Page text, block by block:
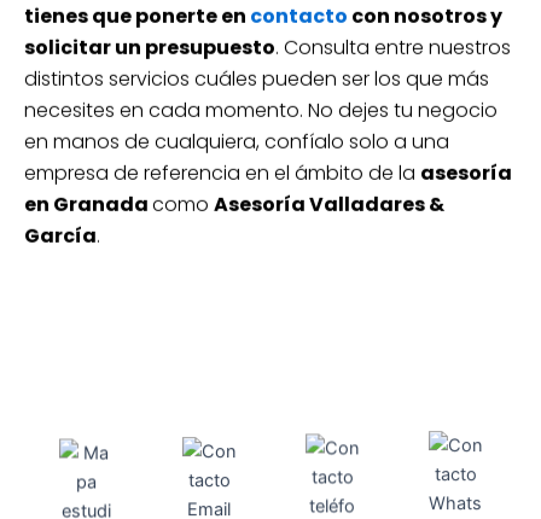
tienes que ponerte en contacto con nosotros y
solicitar un presupuesto. Consulta entre nuestros
distintos servicios cuáles pueden ser los que más
necesites en cada momento. No dejes tu negocio
en manos de cualquiera, confíalo solo a una
empresa de referencia en el ámbito de la asesoría
en Granadacomo Asesoría Valladares &
García.